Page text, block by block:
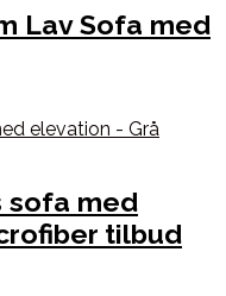
Lav Sofa med
sofa med
tilbud